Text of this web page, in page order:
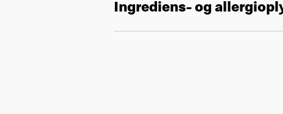
Ingrediens- og